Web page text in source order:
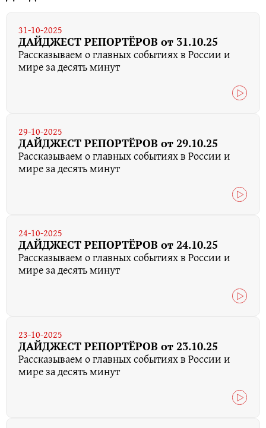
31-10-2025
ДАЙДЖЕСТ РЕПОРТЁРОВ от 31.10.25
Рассказываем о главных событиях в России и
мире за десять минут
29-10-2025
ДАЙДЖЕСТ РЕПОРТЁРОВ от 29.10.25
Рассказываем о главных событиях в России и
мире за десять минут
24-10-2025
ДАЙДЖЕСТ РЕПОРТЁРОВ от 24.10.25
Рассказываем о главных событиях в России и
мире за десять минут
23-10-2025
ДАЙДЖЕСТ РЕПОРТЁРОВ от 23.10.25
Рассказываем о главных событиях в России и
мире за десять минут